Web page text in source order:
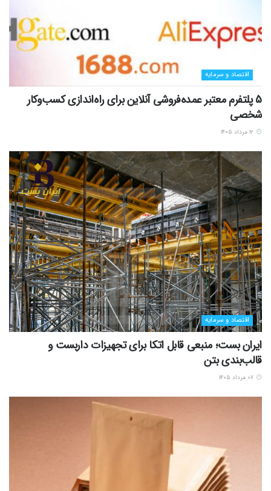
اقتصاد و سرمایه
5 پلتفرم معتبر عمده‌فروشی آنلاین برای راه‌اندازی کسب‌وکار
شخصی
اقتصاد و سرمایه
ایران بست؛ منبعی قابل اتکا برای تجهیزات داربست و
قالب‌بندی بتن